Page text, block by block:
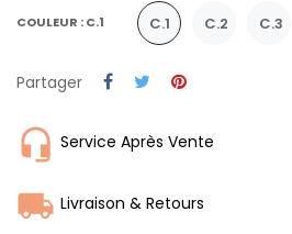
COULEUR : C.1 C.1 C.2 C.3
Partager
Service Après Vente
Livraison & Retours